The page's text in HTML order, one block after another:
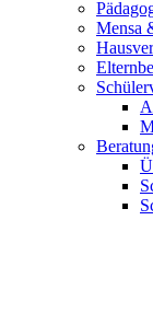
Mensa